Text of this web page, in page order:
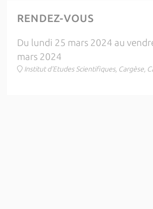
RENDEZ-VOUS
Du lundi 25 mars 2024 au
mars 2024
Institut d'Etudes Scientifiques, Cargèse,